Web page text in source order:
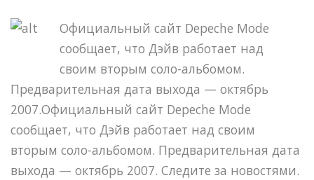
Официальный сайт Depeche Mode
сообщает, что Дэйв работает над
своим вторым соло-альбомом.
Предварительная дата выхода — октябрь
2007.Официальный сайт Depeche Mode
сообщает, что Дэйв работает над своим
вторым соло-альбомом. Предварительная дата
выхода — октябрь 2007. Следите за новостями.